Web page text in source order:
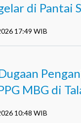
di Pantai
17:49 WIB
MBG di
10:48 WIB